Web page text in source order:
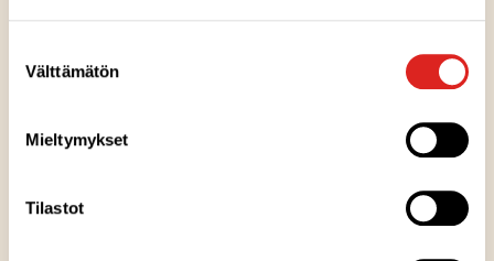
valinta
Välttämätön
Mieltymykset
Tilastot